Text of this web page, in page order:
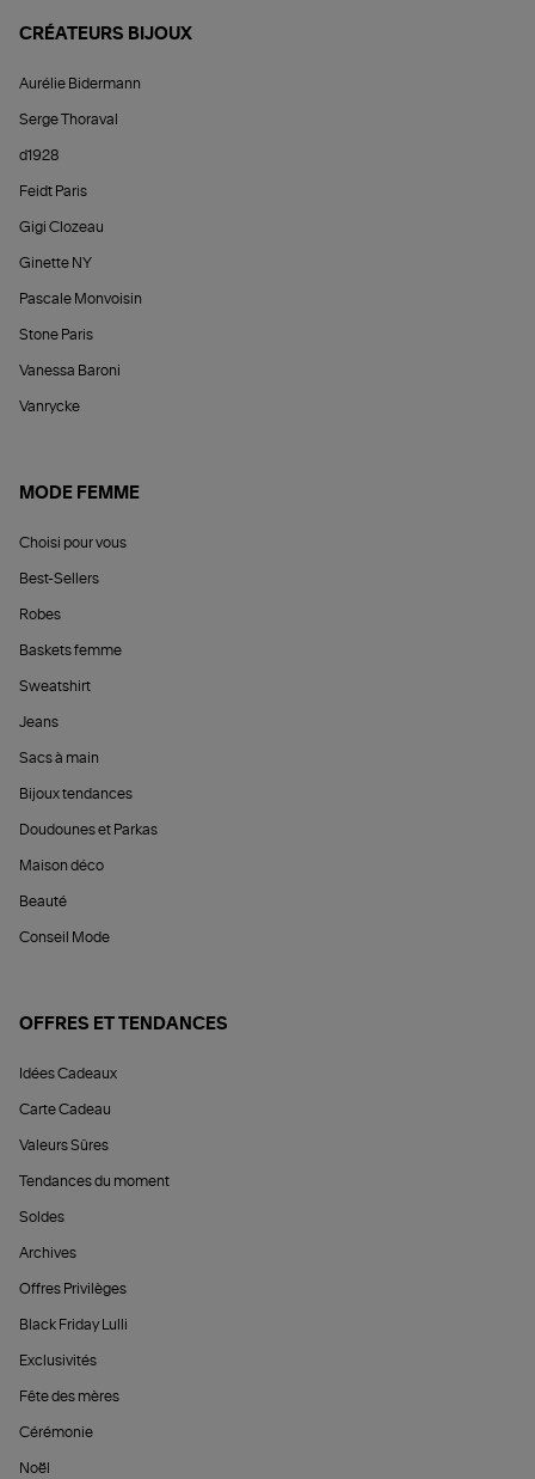
CRÉATEURS BIJOUX
Aurélie Bidermann
Serge Thoraval
d1928
Feidt Paris
Gigi Clozeau
Ginette NY
Pascale Monvoisin
Stone Paris
Vanessa Baroni
Vanrycke
MODE FEMME
Choisi pour vous
Best-Sellers
Robes
Baskets femme
Sweatshirt
Jeans
Sacs à main
Bijoux tendances
Doudounes et Parkas
Maison déco
Beauté
Conseil Mode
OFFRES ET TENDANCES
Idées Cadeaux
Carte Cadeau
Valeurs Sûres
Tendances du moment
Soldes
Archives
Offres Privilèges
Black Friday Lulli
Exclusivités
Fête des mères
Cérémonie
Noël